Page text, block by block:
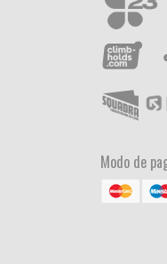
Modo de